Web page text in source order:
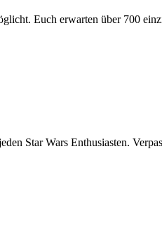
Euch erwarten über 700
Star Wars Enthusiasten.